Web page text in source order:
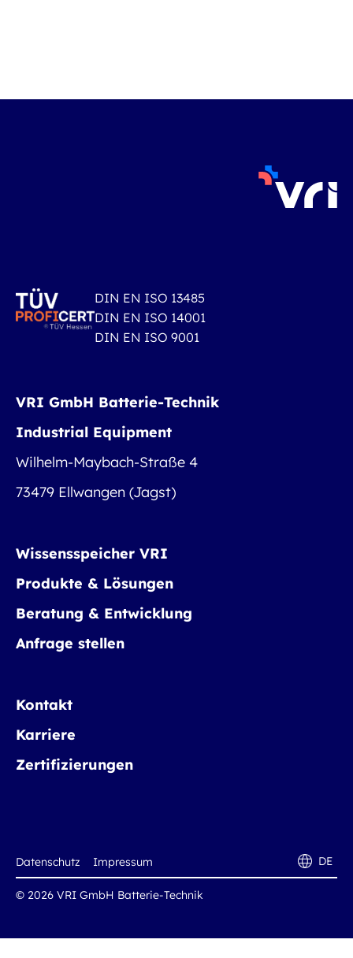
DIN EN ISO 13485
DIN EN ISO 14001
DIN EN ISO 9001
VRI GmbH Batterie-Technik
Industrial Equipment
Wilhelm-Maybach-Straße 4
73479 Ellwangen (Jagst)
Wissensspeicher VRI
Produkte & Lösungen
Beratung & Entwicklung
Anfrage stellen
Kontakt
Karriere
Zertifizierungen
© 2026 VRI GmbH Batterie-Technik
Datenschutz Impressum DE